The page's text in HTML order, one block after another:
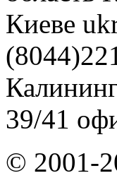
Киеве
39/41
© 2001-